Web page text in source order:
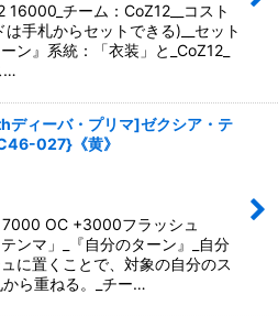
16000_チーム：CoZ12__コスト
手札からセットできる)__セット
ン』系統：「衣装」と_CoZ12_
…
ィーバ・プリマ]ゼクシア・テ
027}《黄》
OC +3000フラッシュ
テンマ」_『自分のターン』_自分
に置くことで、対象の自分のス
ら重ねる。_チー…